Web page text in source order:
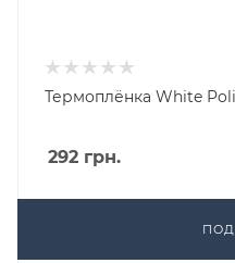
Термоплёнка White
292 грн.
ПОД